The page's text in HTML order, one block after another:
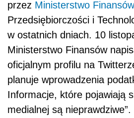
przez Ministerstwo Finansów
Przedsiębiorczości i
w ostatnich dniach. 10
Ministerstwo Finansów
oficjalnym profilu na
planuje wprowadzenia podat
Informacje, które pojawiają
medialnej są nieprawdziwe”.